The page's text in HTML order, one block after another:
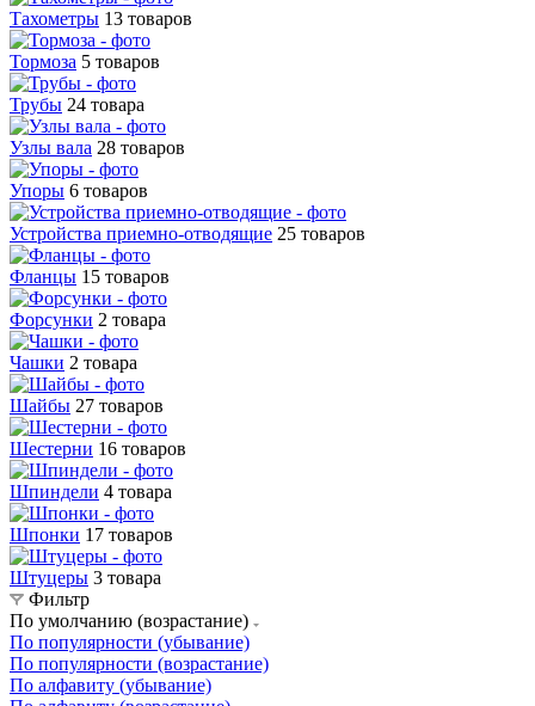
Тахометры 13 товаров
Тормоза 5 товаров
Трубы 24 товара
Узлы вала 28 товаров
Упоры 6 товаров
Устройства приемно-отводящие 25 товаров
Фланцы 15 товаров
Форсунки 2 товара
Чашки 2 товара
Шайбы 27 товаров
Шестерни 16 товаров
Шпиндели 4 товара
Шпонки 17 товаров
Штуцеры 3 товара
Фильтр
По умолчанию (возрастание)
По популярности (убывание)
По популярности (возрастание)
По алфавиту (убывание)